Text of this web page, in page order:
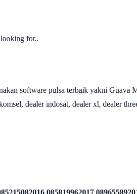
for..
software pulsa terbaik yakni Guava
dealer indosat, dealer xl, dealer